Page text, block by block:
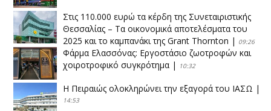
Στις 110.000 ευρώ τα κέρδη της Συνεταιριστικής
Θεσσαλίας – Τα οικονομικά αποτελέσματα του
2025 και το καμπανάκι της Grant Thornton | 09:26
Φάρμα Ελασσόνας: Εργοστάσιο ζωοτροφών και
χοιροτροφικό συγκρότημα | 10:32
Η Πειραιώς ολοκληρώνει την εξαγορά του ΙΑΣΩ |
14:53